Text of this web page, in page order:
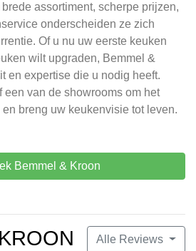
assortiment, scherpe prijzen,
onderscheiden ze zich
Of u nu uw eerste keuken
wilt upgraden, Bemmel &
en expertise die u nodig heeft.
een van de showrooms om het
breng uw keukenvisie tot leven.
Bemmel & Kroon
Alle Reviews